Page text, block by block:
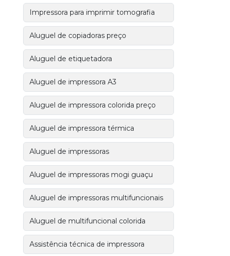
Impressora para imprimir tomografia
Aluguel de copiadoras preço
Aluguel de etiquetadora
Aluguel de impressora A3
Aluguel de impressora colorida preço
Aluguel de impressora térmica
Aluguel de impressoras
Aluguel de impressoras mogi guaçu
Aluguel de impressoras multifuncionais
Aluguel de multifuncional colorida
Assistência técnica de impressora